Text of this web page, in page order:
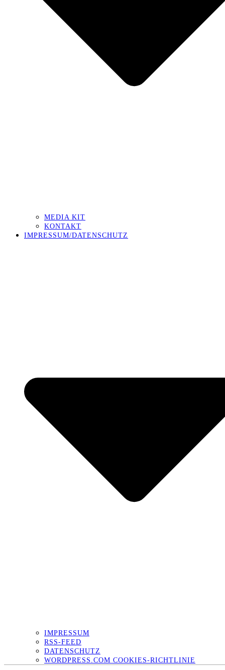
MEDIA KIT
KONTAKT
IMPRESSUM/DATENSCHUTZ
IMPRESSUM
RSS-FEED
DATENSCHUTZ
WORDPRESS.COM COOKIES-RICHTLINIE